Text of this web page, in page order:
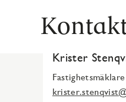
som elegant sträcker
ett energieffektivt och
är försedda med
elegant intryck.
i den digitala
Krister
Fastighetsmäklare